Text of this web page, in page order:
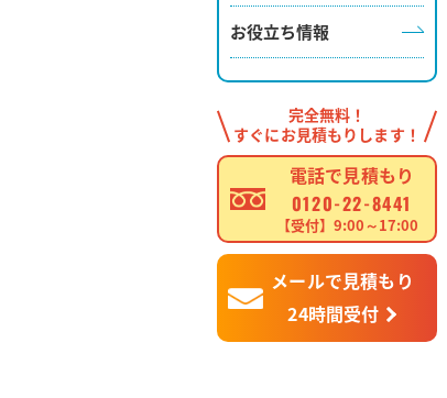
お役立ち情報
完全無料！
すぐにお見積もりします！
電話で見積もり
0120-22-8441
【受付】9:00～17:00
メールで見積もり
24時間受付